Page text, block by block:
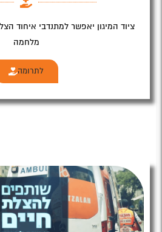
ציוד המיגון יאפשר למתנדבי איחוד
מלחמה
לתרומה